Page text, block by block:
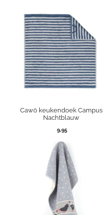
Cawö keukendoek Campus
Nachtblauw
9,95